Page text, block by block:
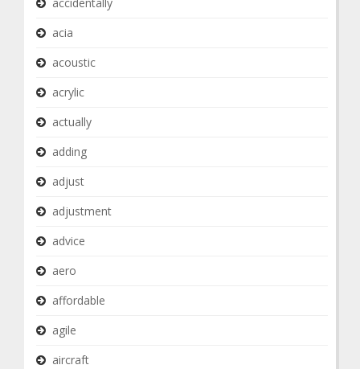
acia
acoustic
acrylic
actually
adding
adjust
adjustment
advice
aero
affordable
agile
aircraft